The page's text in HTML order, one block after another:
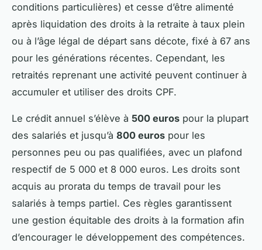
conditions particulières) et cesse d’être alimenté
après liquidation des droits à la retraite à taux plein
ou à l’âge légal de départ sans décote, fixé à 67 ans
pour les générations récentes. Cependant, les
retraités reprenant une activité peuvent continuer à
accumuler et utiliser des droits CPF.
Le crédit annuel s’élève à 500 euros pour la plupart
des salariés et jusqu’à 800 euros pour les
personnes peu ou pas qualifiées, avec un plafond
respectif de 5 000 et 8 000 euros. Les droits sont
acquis au prorata du temps de travail pour les
salariés à temps partiel. Ces règles garantissent
une gestion équitable des droits à la formation afin
d’encourager le développement des compétences.